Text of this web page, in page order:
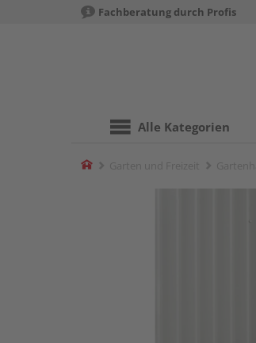
Fachberatung durch Profis
Alle Kategorien
Home